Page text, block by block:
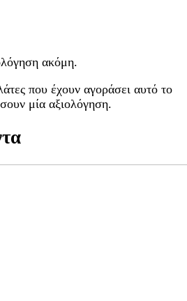
ακόμη.
που έχουν αγοράσει αυτό το
μία αξιολόγηση.